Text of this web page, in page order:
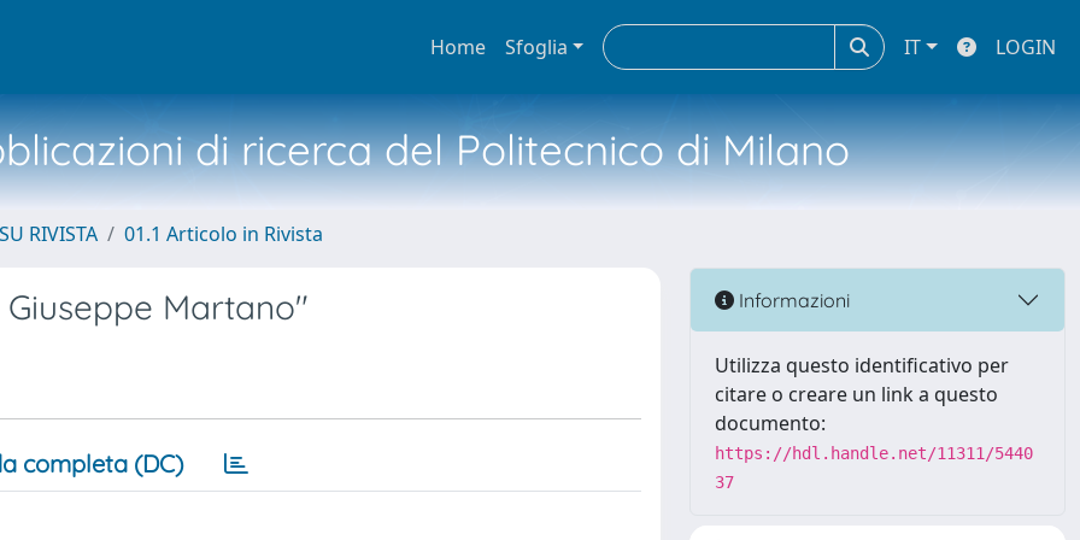
Home Sfoglia IT LOGIN
di ricerca del Politecnico di Milano
RIVISTA 01.1 Articolo in Rivista
Martano"
completa (DC)
Informazioni
Utilizza questo identificativo per
citare o creare un link a questo
documento:
https://hdl.handle.net/11311/5440
37